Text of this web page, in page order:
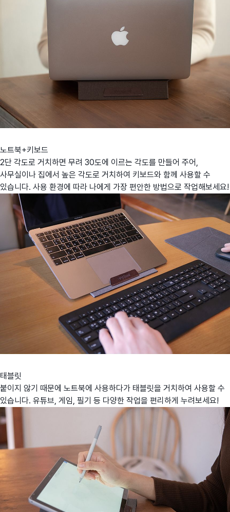
노트북+키보드
2단 각도로 거치하면 무려 30도에 이르는 각도를 만들어 주어,
사무실이나 집에서 높은 각도로 거치하여 키보드와 함께 사용할 수
있습니다. 사용 환경에 따라 나에게 가장 편안한 방법으로 작업해보세요!
태블릿
붙이지 않기 때문에 노트북에 사용하다가 태블릿을 거치하여 사용할 수
있습니다. 유튜브, 게임, 필기 등 다양한 작업을 편리하게 누려보세요!